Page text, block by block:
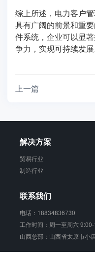
综上所述，电力客户
具有广阔的前景和重
件系统，企业可以显
争力，实现可持续发展
上一篇
解决方案
贸易行业
制造行业
联系我们
电话：18834836730
工作时间：周一至周六
山西总部：山西省太原市小